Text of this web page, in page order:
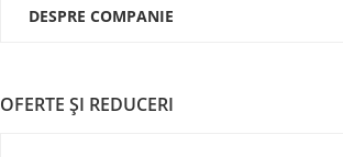
DESPRE COMPANIE
OFERTE ŞI REDUCERI